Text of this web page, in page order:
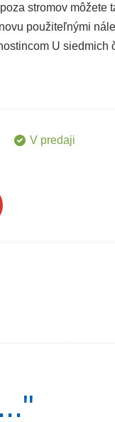
stromov môžete
použiteľnými
U siedmich
V predaji